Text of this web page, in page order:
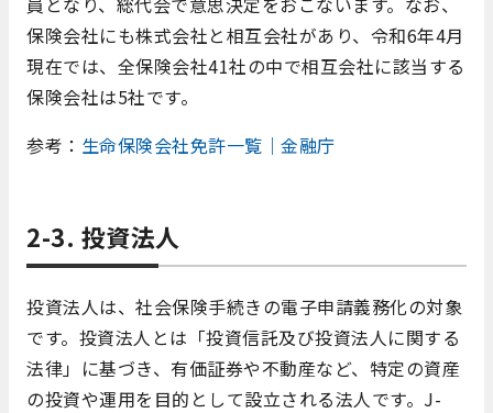
保険会社にも株式会社と相互会社があり、令和6年4月
現在では、全保険会社41社の中で相互会社に該当する
保険会社は5社です。
参考： 生命保険会社免許一覧｜金融庁
2-3. 投資法人
投資法人は、社会保険手続きの電子申請義務化の対象
です。投資法人とは「投資信託及び投資法人に関する
法律」に基づき、有価証券や不動産など、特定の資産
の投資や運用を目的として設立される法人です。J-